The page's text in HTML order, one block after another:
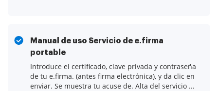
Manual de uso Servicio de e.firma
portable
Introduce el certificado, clave privada y contraseña
de tu e.firma. (antes firma electrónica), y da clic en
enviar. Se muestra tu acuse de. Alta del servicio ...